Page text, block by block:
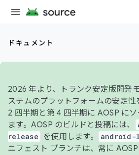
ドキュメント
2026 年より、トランク安定版開発
ステムのプラットフォームの安定
2 四半期と第 4 四半期に AOSP に
ます。AOSP のビルドと投稿には、
release
を使用します。
ニフェスト ブランチは、常に